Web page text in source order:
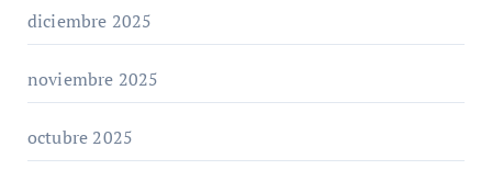
diciembre 2025
noviembre 2025
octubre 2025